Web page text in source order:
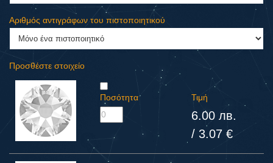
Αριθμός αντιγράφων του πιστοποιητικού
Προσθέστε στοιχείο
Ποσότητα Τιμή
6.00 лв.
/ 3.07 €